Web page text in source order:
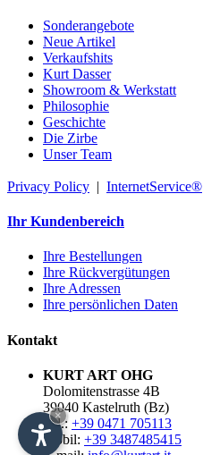
Sonderangebote
Neue Artikel
Verkaufshits
Kurt Dasser
Showroom & Werkstatt
Philosophie
Geschichte
Die Zirbe
Unser Team
Privacy Policy | InternetService®
Ihr Kundenbereich
Ihre Bestellungen
Ihre Rückvergütungen
Ihre Adressen
Ihre persönlichen Daten
Kontakt
KURT ART OHG
Dolomitenstrasse 4B
39040 Kastelruth (Bz)
Tel.: +39 0471 705113
Mobil: +39 3487485415
×